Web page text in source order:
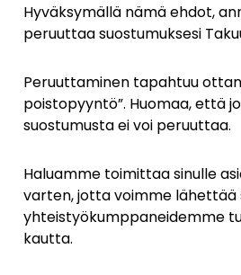
Hyväksymällä nämä ehdot,
peruuttaa suostumuksesi
Peruuttaminen tapahtuu
poistopyyntö”. Huomaa, että
suostumusta ei voi peruuttaa.
Haluamme toimittaa sinulle
varten, jotta voimme lähettää
yhteistyökumppaneidemme
kautta.